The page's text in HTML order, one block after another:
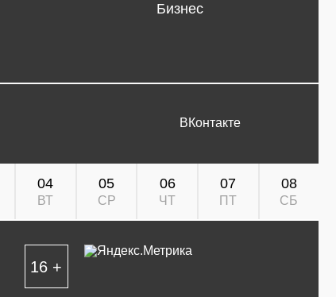
Бизнес
ВКонтакте
04
ВТ
05
СР
06
ЧТ
07
ПТ
08
СБ
16 +